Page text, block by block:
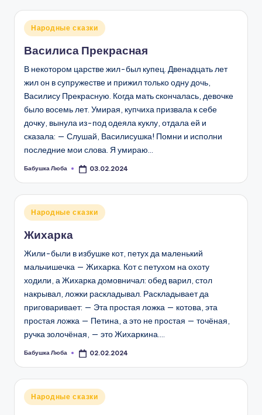
Опубликовано
Народные сказки
Василиса Прекрасная
В некотором царстве жил-был купец. Двенадцать лет
жил он в супружестве и прижил только одну дочь,
Василису Прекрасную. Когда мать скончалась, девочке
было восемь лет. Умирая, купчиха призвала к себе
дочку, вынула из-под одеяла куклу, отдала ей и
сказала: — Слушай, Василисушка! Помни и исполни
последние мои слова. Я умираю…
Запись
Бабушка Люба 03.02.2024
Опубликовано
Народные сказки
Жихарка
Жили-были в избушке кот, петух да маленький
мальчишечка — Жихарка. Кот с петухом на охоту
ходили, а Жихарка домовничал: обед варил, стол
накрывал, ложки раскладывал. Раскладывает да
приговаривает: — Эта простая ложка — котова, эта
простая ложка — Петина, а это не простая — точёная,
ручка золочёная, — это Жихаркина.…
Запись
Бабушка Люба 02.02.2024
Опубликовано
Народные сказки